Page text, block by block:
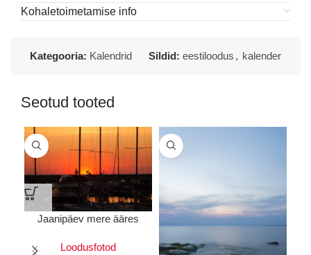
Kohaletoimetamise info
Kategooria: Kalendrid Sildid: eestiloodus , kalender
Seotud tooted
Jaanipäev mere ääres
Loodusfotod